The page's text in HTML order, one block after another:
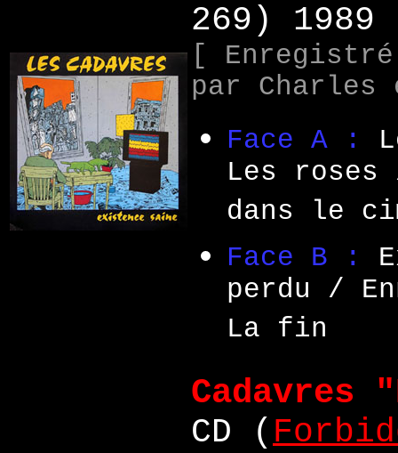
269) 1989
[
par
Face A :
Les
dans le
Face B :
perdu /
La fin
Cadavres "
CD (